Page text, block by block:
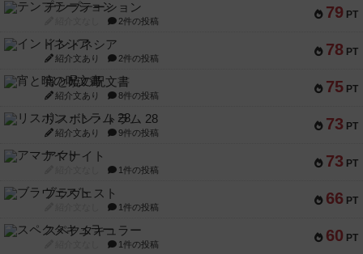
79 PT
テンプテーション
2件の投稿
78 PT
インドネシア
紹介文あり 2件の投稿
75 PT
宵と暁の呪文書
紹介文あり 8件の投稿
73 PT
リスボン・トラム 28
紹介文あり 9件の投稿
73 PT
アマナイト
1件の投稿
66 PT
ブラヴェスト
1件の投稿
60 PT
スペクタキュラー
1件の投稿